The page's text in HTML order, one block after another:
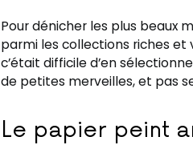
Pour dénicher les plus beaux
parmi les collections riches et
c’était difficile d’en
de petites merveilles, et pas
Le papier peint